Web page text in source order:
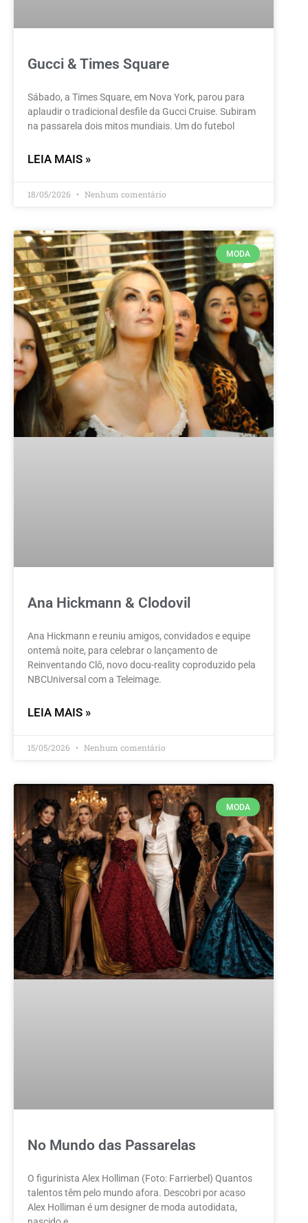
Gucci & Times Square
Sábado, a Times Square, em Nova York, parou para
aplaudir o tradicional desfile da Gucci Cruise. Subiram
na passarela dois mitos mundiais. Um do futebol
LEIA MAIS »
18/05/2026 Nenhum comentário
MODA
Ana Hickmann & Clodovil
Ana Hickmann e reuniu amigos, convidados e equipe
ontemà noite, para celebrar o lançamento de
Reinventando Clô, novo docu-reality coproduzido pela
NBCUniversal com a Teleimage.
LEIA MAIS »
15/05/2026 Nenhum comentário
MODA
No Mundo das Passarelas
O figurinista Alex Holliman (Foto: Farrierbel) Quantos
talentos têm pelo mundo afora. Descobri por acaso
Alex Holliman é um designer de moda autodidata,